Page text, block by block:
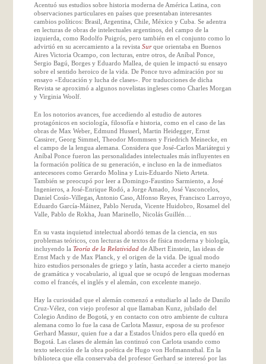
Acentuó sus estudios sobre historia moderna de América Latina, con
observaciones particulares en países que presentaban interesantes
cambios políticos: Brasil, Argentina, Chile, México y Cuba. Se adentra
en lecturas de obras de intelectuales argentinos, del campo de la
izquierda, como Rodolfo Puigrós, pero también en el conjunto como lo
advirtió en su acercamiento a la revista Surque orientaba en Buenos
Aires Victoria Ocampo, con lecturas, entre otros, de Aníbal Ponce,
Sergio Bagú, Borges y Eduardo Mallea, de quien le impactó su ensayo
sobre el sentido heroico de la vida. De Ponce tuvo admiración por su
ensayo «Educación y lucha de clases». Por traducciones de dicha
Revista se aproximó a algunos novelistas ingleses como Charles Morgan
y Virginia Woolf.
En los notorios avances, fue accediendo al estudio de autores
protagónicos en sociología, filosofía e historia, como en el caso de las
obras de Max Weber, Edmund Husserl, Martin Heidegger, Ernst
Cassirer, Georg Simmel, Theodor Mommsen y Friedrich Meinecke, en
el campo de la lengua alemana. Considera que José-Carlos Mariátegui y
Aníbal Ponce fueron las personalidades intelectuales más influyentes en
la formación política de su generación, e incluso en la de inmediatos
antecesores como Gerardo Molina y Luis-Eduardo Nieto Arteta.
También se preocupó por leer a Domingo-Faustino Sarmiento, a José
Ingenieros, a José-Enrique Rodó, a Jorge Amado, José Vasconcelos,
Daniel Cosío-Villegas, Antonio Caso, Alfonso Reyes, Francisco Larroyo,
Eduardo García-Máinez, Pablo Neruda, Vicente Huidobro, Rosamel del
Valle, Pablo de Rokha, Juan Marinello, Nicolás Guillén…
En su vasta inquietud intelectual abordó temas de la ciencia, en sus
problemas teóricos, con lecturas de textos de física moderna y biología,
incluyendo la Teoría de la Relatividadde Albert Einstein, las ideas de
Ernst Mach y de Max Planck, y el origen de la vida. De igual modo
hizo estudios personales de griego y latín, hasta acceder a cierto manejo
de gramática y vocabulario, al igual que se ocupó de lenguas modernas
como el francés, el inglés y el alemán, con excelente manejo.
Hay la curiosidad que el alemán comenzó a estudiarlo al lado de Danilo
Cruz-Vélez, con viejo profesor al que llamaban Kunz, jubilado del
Colegio Andino de Bogotá, y en contacto con otro ambiente de cultura
alemana como lo fue la casa de Carlota Massur, esposa de su profesor
Gerhard Massur, quien fue a dar a Estados Unidos pero ella quedó en
Bogotá. Las clases de alemán las continuó con Carlota usando como
texto selección de la obra poética de Hugo von Hofmannsthal. En la
biblioteca que ella conservaba del profesor Gerhard se interesó por las